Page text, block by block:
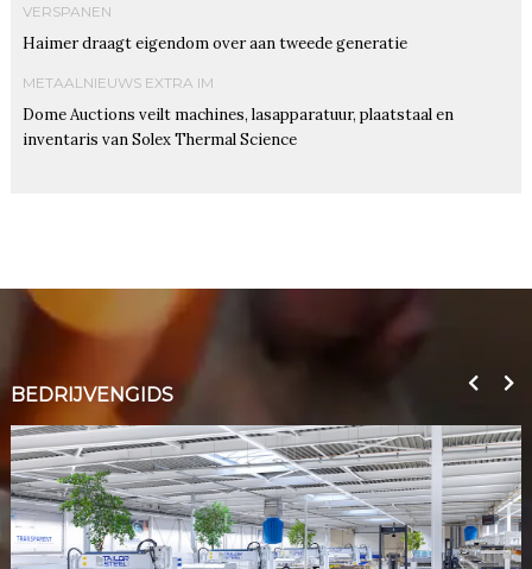
VERSPANEN
Haimer draagt eigendom over aan tweede generatie
METAALNIEUWS EXTRA IM
Dome Auctions veilt machines, lasapparatuur, plaatstaal en
inventaris van Solex Thermal Science
BEDRIJVENGIDS